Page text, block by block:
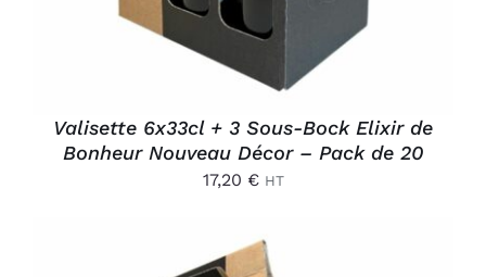
Valisette 6x33cl + 3 Sous-Bock Elixir de
Bonheur Nouveau Décor – Pack de 20
17,20 € HT